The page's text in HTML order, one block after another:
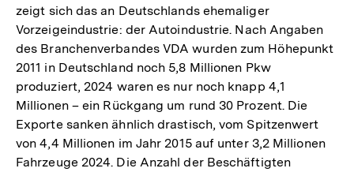
zeigt sich das an Deutschlands ehemaliger
Vorzeigeindustrie: der Autoindustrie. Nach Angaben
des Branchenverbandes VDA wurden zum Höhepunkt
2011 in Deutschland noch 5,8 Millionen Pkw
produziert, 2024 waren es nur noch knapp 4,1
Millionen – ein Rückgang um rund 30 Prozent. Die
Exporte sanken ähnlich drastisch, vom Spitzenwert
von 4,4 Millionen im Jahr 2015 auf unter 3,2 Millionen
Fahrzeuge 2024. Die Anzahl der Beschäftigten